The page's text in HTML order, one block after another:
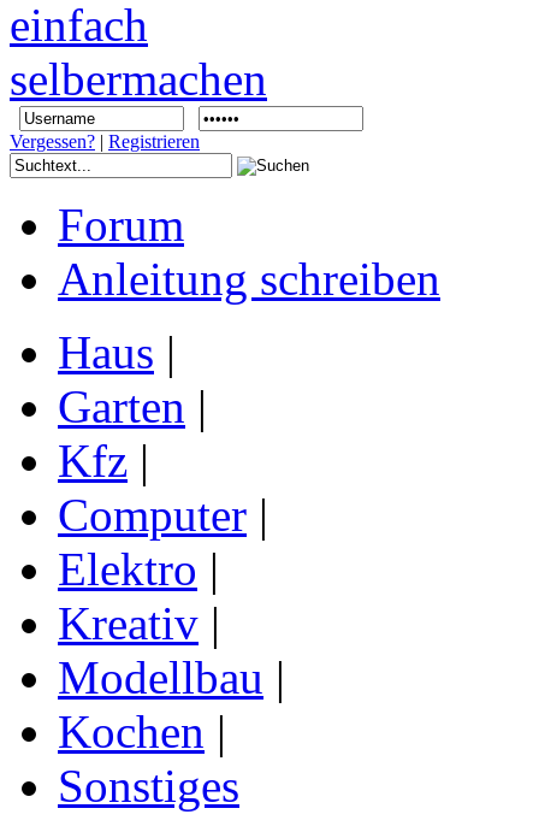
Vergessen? | Registrieren
Forum
Anleitung schreiben
Haus |
Garten |
Kfz |
Computer |
Elektro |
Kreativ |
Modellbau |
Kochen |
Sonstiges